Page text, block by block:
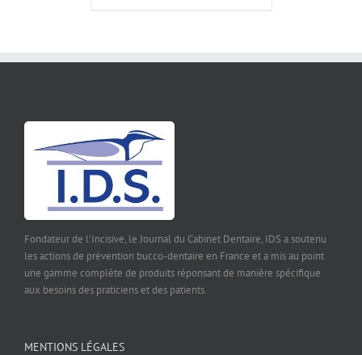
Fondateur de l'Incisive, le Journal du Cabinet Dentaire, IDS a soutenu
les actions de prévention bucco-dentaire en France et a mis au point
une gamme complète de produits réponsant de manière spécifique
aux besoins des praticiens et des patients.
MENTIONS LÉGALES